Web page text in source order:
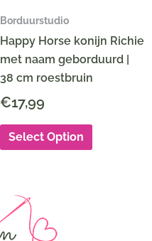
Borduurstudio
Happy Horse konijn Richie
met naam geborduurd |
38 cm roestbruin
€17,99
Select Option